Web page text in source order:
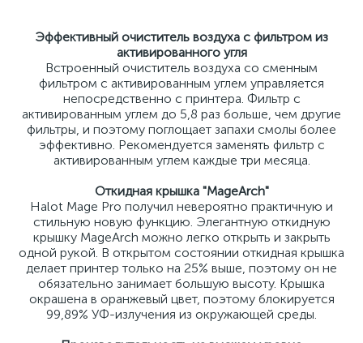
Эффективный очиститель воздуха с фильтром из
активированного угля
Встроенный очиститель воздуха со сменным
фильтром с активированным углем управляется
непосредственно с принтера. Фильтр с
активированным углем до 5,8 раз больше, чем другие
фильтры, и поэтому поглощает запахи смолы более
эффективно. Рекомендуется заменять фильтр с
активированным углем каждые три месяца.
Откидная крышка "MageArch"
Halot Mage Pro получил невероятно практичную и
стильную новую функцию. Элегантную откидную
крышку MageArch можно легко открыть и закрыть
одной рукой. В открытом состоянии откидная крышка
делает принтер только на 25% выше, поэтому он не
обязательно занимает большую высоту. Крышка
окрашена в оранжевый цвет, поэтому блокируется
99,89% УФ-излучения из окружающей среды.